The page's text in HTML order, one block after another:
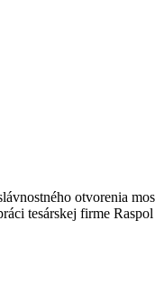
otvorenia
tesárskej firme